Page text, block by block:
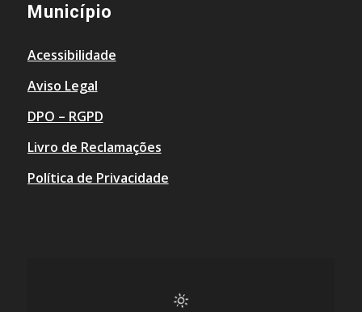
Município
Acessibilidade
Aviso Legal
DPO – RGPD
Livro de Reclamações
Política de Privacidade